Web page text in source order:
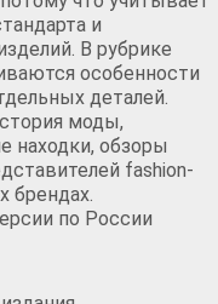
и
В рубрике
особенности
деталей.
моды,
находки, обзоры
fashion-
брендах.
по России